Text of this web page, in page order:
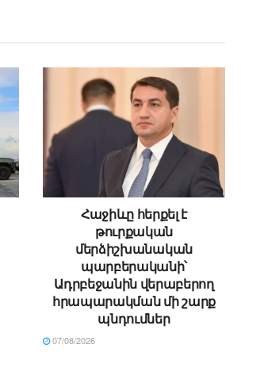
Հաջիևը հերքել է
թուրքական
մերձիշխանական
պարբերականի՝
Ադրբեջանին վերաբերող
հրապարակման մի շարք
պնդումներ
07/08/2026